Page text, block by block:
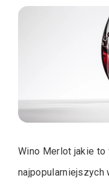
Wino Merlot jakie
najpopularniejszych